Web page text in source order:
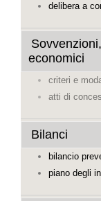
delibera a
economici
criteri e
atti di
Bilanci
bilancio
piano degli